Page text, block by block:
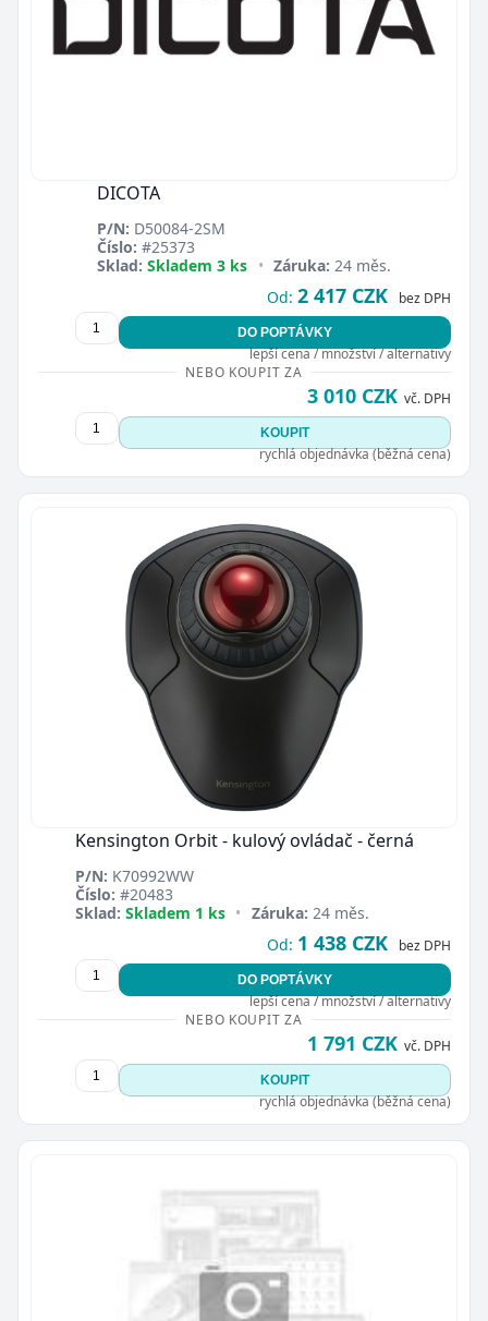
DICOTA
P/N: D50084-2SM
Číslo: #25373
Sklad: Skladem 3 ks • Záruka: 24 měs.
Od: 2 417 CZK bez DPH
DO POPTÁVKY
lepší cena / množství / alternativy
NEBO KOUPIT ZA
3 010 CZK vč. DPH
KOUPIT
rychlá objednávka (běžná cena)
Kensington Orbit - kulový ovládač - černá
P/N: K70992WW
Číslo: #20483
Sklad: Skladem 1 ks • Záruka: 24 měs.
Od: 1 438 CZK bez DPH
DO POPTÁVKY
lepší cena / množství / alternativy
NEBO KOUPIT ZA
1 791 CZK vč. DPH
KOUPIT
rychlá objednávka (běžná cena)